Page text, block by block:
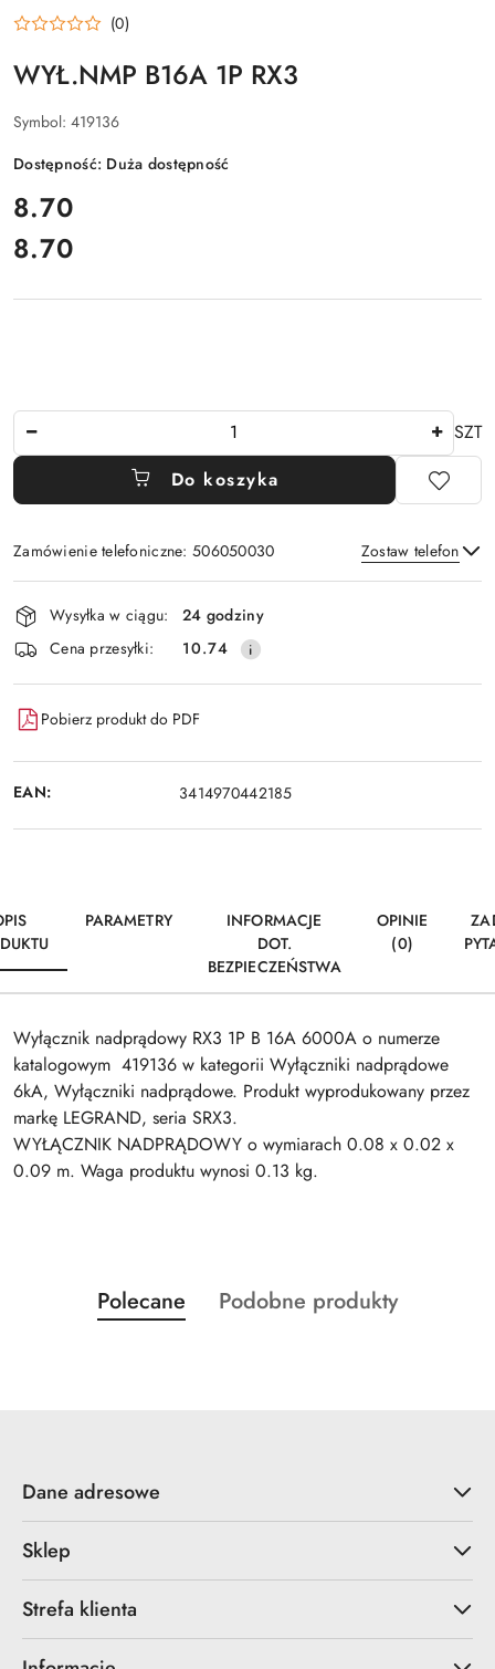
(0)
WYŁ.NMP B16A 1P RX3
Symbol: 419136
Dostępność: Duża dostępność
cena:
8.70
Cena:
8.70
SZT
Do koszyka
Zamówienie telefoniczne: 506050030 Zostaw telefon
Wyślij
Dostępność
i
dostawa
Wysyłka w ciągu:
24 godziny
Cena przesyłki:
10.74
Pobierz produkt do PDF
EAN: 3414970442185
PARAMETRY
INFORMACJE
DOT.
BEZPIECZEŃSTWA
OPINIE
(0)
Wyłącznik nadprądowy RX3 1P B 16A 6000A o numerze
katalogowym 419136 w kategorii Wyłączniki nadprądowe
6kA, Wyłączniki nadprądowe. Produkt wyprodukowany przez
markę LEGRAND, seria SRX3.
WYŁĄCZNIK NADPRĄDOWY o wymiarach 0.08 x 0.02 x
0.09 m. Waga produktu wynosi 0.13 kg.
Pomiń karuzelę produktów
Produkty
o
Polecane
Produkty
Podobne produkty
Dane adresowe
Sklep
Strefa klienta